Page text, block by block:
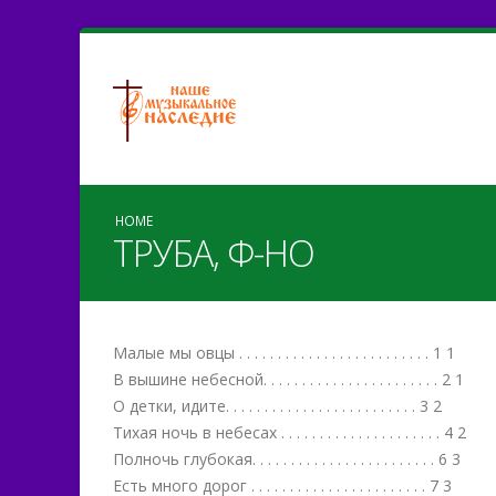
HOME
ТРУБА, Ф-НО
Малые мы овцы . . . . . . . . . . . . . . . . . . . . . . . . . 1 1
В вышине небесной. . . . . . . . . . . . . . . . . . . . . . . 2 1
О детки, идите. . . . . . . . . . . . . . . . . . . . . . . . . 3 2
Тихая ночь в небесах . . . . . . . . . . . . . . . . . . . . . 4 2
Полночь глубокая. . . . . . . . . . . . . . . . . . . . . . . . 6 3
Есть много дорог . . . . . . . . . . . . . . . . . . . . . . . 7 3